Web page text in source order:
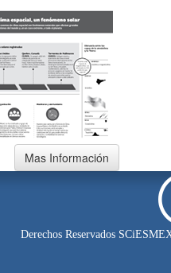
Derechos Reservados